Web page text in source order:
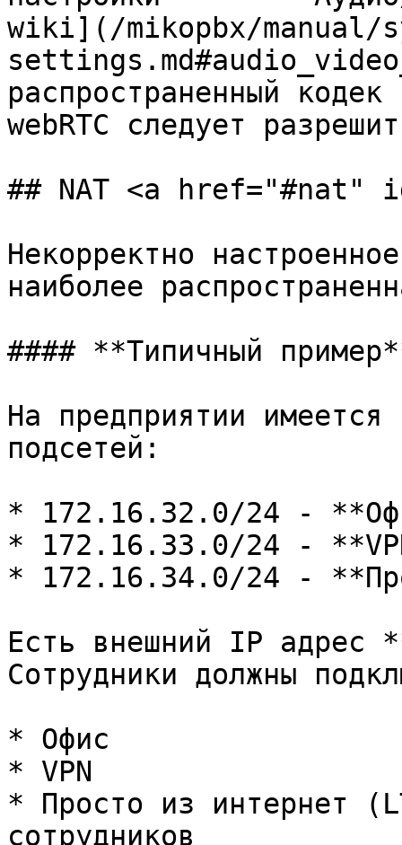
wiki](/mikopbx/manual/
распространенный
webRTC следует
## NAT <a href="#nat"
Некорректно
наиболее
#### **Типичный
На предприятии имеется
подсетей:
* 172.16.32.0/24 -
* 172.16.33.0/24 -
* 172.16.34.0/24 -
Есть внешний IP адрес
Сотрудники должны
* Офис
* VPN
* Просто из интернет
сотрудников